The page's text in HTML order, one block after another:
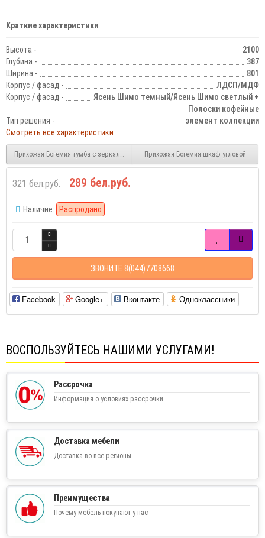
Краткие характеристики
Высота -
2100
Глубина -
387
Ширина -
801
Корпус / фасад -
ЛДСП/МДФ
Корпус / фасад -
Ясень Шимо темный/Ясень Шимо светлый +
Полоски кофейные
Тип решения -
элемент коллекции
Смотреть все характеристики
Прихожая Богемия тумба с зеркалом Прихожая Богемия шкаф угловой
321 бел.руб. 289 бел.руб.
Наличие: Распродано
ЗВОНИТЕ 8(044)7708668
Facebook Google+ Вконтакте Одноклассники
ВОСПОЛЬЗУЙТЕСЬ НАШИМИ УСЛУГАМИ!
Рассрочка
Информация о условиях рассрочки
Доставка мебели
Доставка во все регионы
Преимущества
Почему мебель покупают у нас